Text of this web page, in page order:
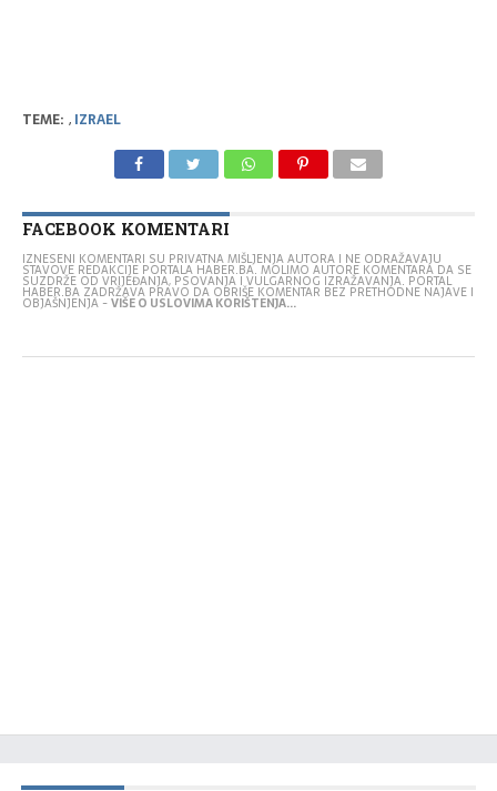
TEME: , IZRAEL
FACEBOOK KOMENTARI
IZNESENI KOMENTARI SU PRIVATNA MIŠLJENJA AUTORA I NE ODRAŽAVAJU
STAVOVE REDAKCIJE PORTALA HABER.BA. MOLIMO AUTORE KOMENTARA DA SE
SUZDRŽE OD VRIJEĐANJA, PSOVANJA I VULGARNOG IZRAŽAVANJA. PORTAL
HABER.BA ZADRŽAVA PRAVO DA OBRIŠE KOMENTAR BEZ PRETHODNE NAJAVE I
OBJAŠNJENJA -VIŠE O USLOVIMA KORIŠTENJA...